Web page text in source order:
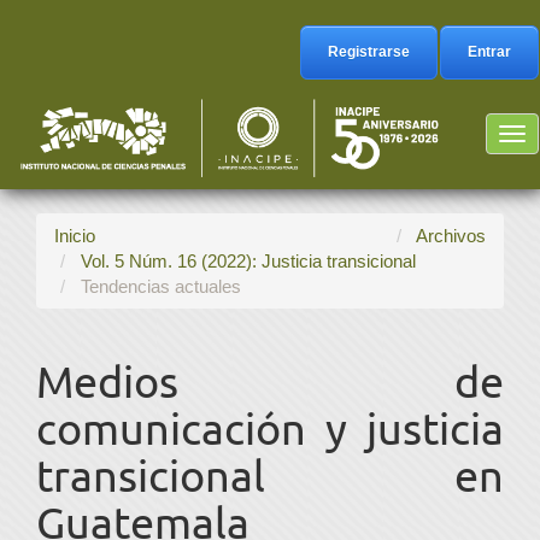
Barra
lateral
Registrarse Entrar
Inicio
Archivos
Vol. 5 Núm. 16 (2022): Justicia transicional
Tendencias actuales
Medios de
comunicación y justicia
transicional en
Guatemala